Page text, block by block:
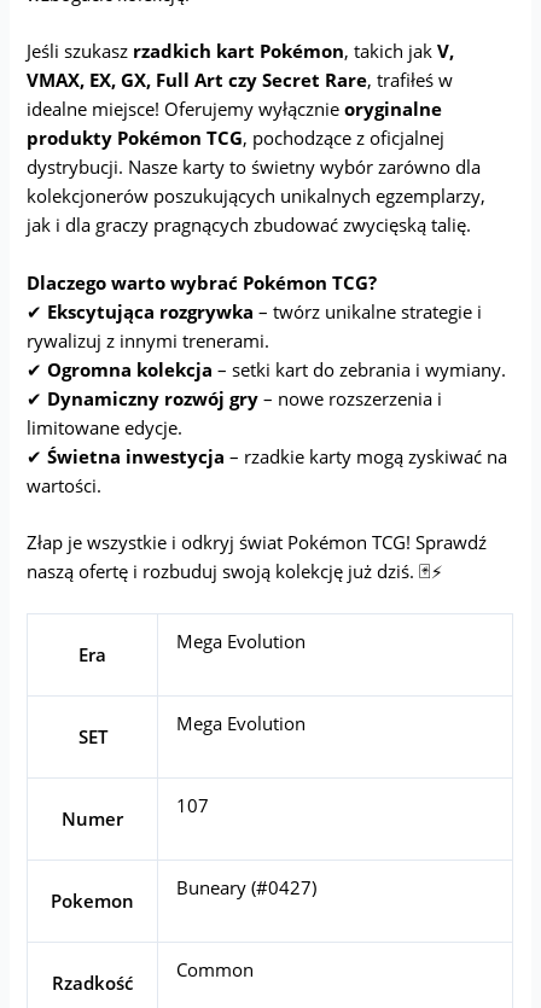
Jeśli szukasz rzadkich kart Pokémon, takich jakV,
VMAX, EX, GX, Full Art czy Secret Rare, trafiłeś w
idealne miejsce! Oferujemy wyłącznieoryginalne
produkty Pokémon TCG, pochodzące z oficjalnej
dystrybucji. Nasze karty to świetny wybór zarówno dla
kolekcjonerów poszukujących unikalnych egzemplarzy,
jak i dla graczy pragnących zbudować zwycięską talię.
Dlaczego warto wybrać Pokémon TCG?
✔ Ekscytująca rozgrywka – twórz unikalne strategie i
rywalizuj z innymi trenerami.
✔Ogromna kolekcja – setki kart do zebrania i wymiany.
✔ Dynamiczny rozwój gry – nowe rozszerzenia i
limitowane edycje.
✔Świetna inwestycja – rzadkie karty mogą zyskiwać na
wartości.
Złap je wszystkie i odkryj świat Pokémon TCG! Sprawdź
naszą ofertę i rozbuduj swoją kolekcję już dziś. 🃏⚡
Era
Mega Evolution
SET
Mega Evolution
Numer
107
Pokemon
Buneary (#0427)
Rzadkość
Common